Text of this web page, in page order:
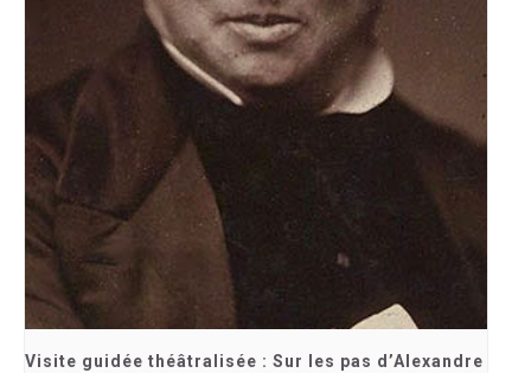
Visite guidée théâtralisée : Sur les pas d’Alexandre